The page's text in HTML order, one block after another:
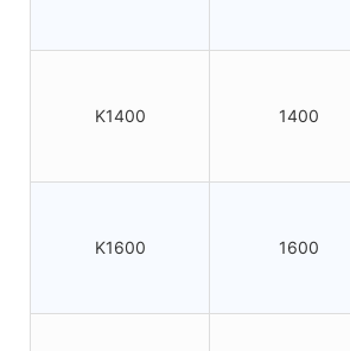
K1400 1400
K1600 1600